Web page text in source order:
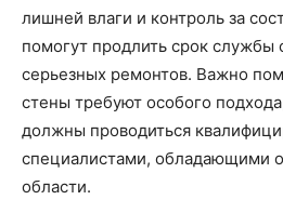
лишней влаги и контроль за
помогут продлить срок службы
серьезных ремонтов. Важно
стены требуют особого
должны проводиться
специалистами, обладающими
области.